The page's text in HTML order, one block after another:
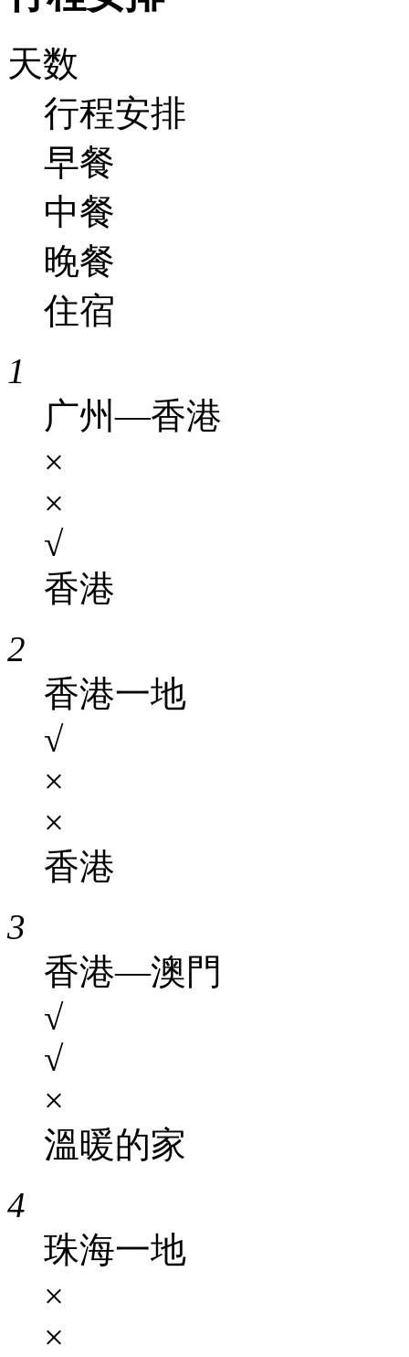
天数
行程安排
早餐
中餐
晚餐
住宿
1
广州—香港
×
×
√
香港
2
香港一地
√
×
×
香港
3
香港—澳門
√
√
×
溫暖的家
4
珠海一地
×
×